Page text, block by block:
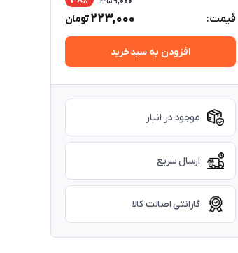
قیمت: 223,000تومان
افزودن به سبدخرید
موجود در انبار
ارسال سریع
گارانتی اصالت کالا